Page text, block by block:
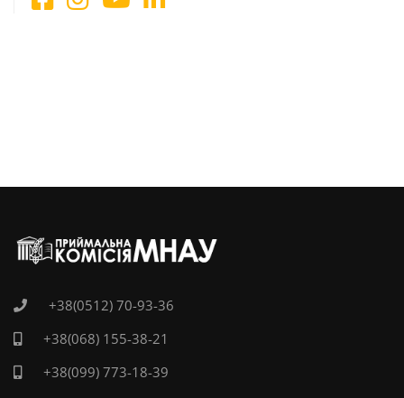
+38(0512) 70-93-36
+38(068) 155-38-21
+38(099) 773-18-39